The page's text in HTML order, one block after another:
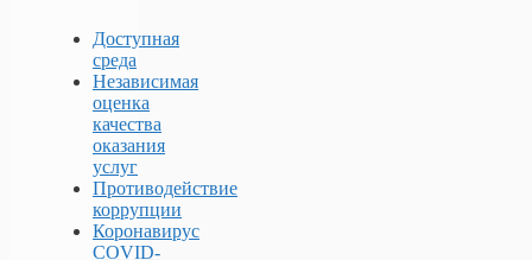
Доступная
среда
Независимая
оценка
качества
оказания
услуг
Противодействие
коррупции
Коронавирус
COVID-